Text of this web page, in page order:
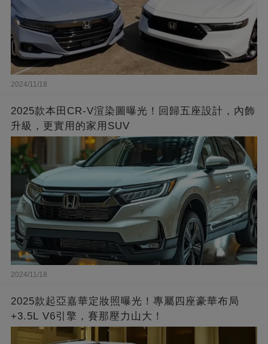
2024/11/18
2025款本田CR-V渲染圖曝光！回歸五座設計，內飾
升級，更實用的家用SUV
2024/11/18
2025款起亞嘉華定妝照曝光！專屬四座豪華布局
+3.5L V6引擎，賽那壓力山大！